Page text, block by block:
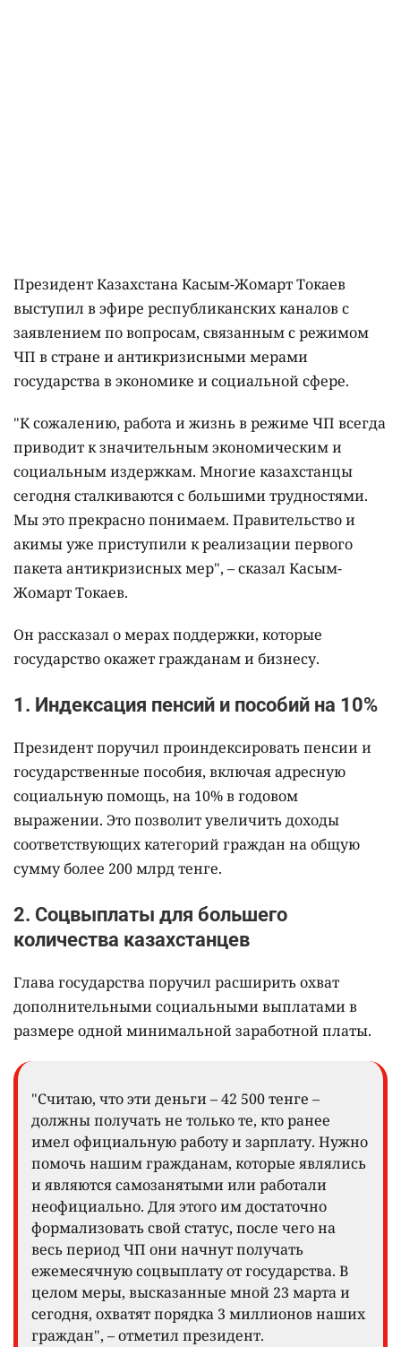
Президент Казахстана Касым-Жомарт Токаев
выступил в эфире республиканских каналов с
заявлением по вопросам, связанным с режимом
ЧП в стране и антикризисными мерами
государства в экономике и социальной сфере.
"К сожалению, работа и жизнь в режиме ЧП всегда
приводит к значительным экономическим и
социальным издержкам. Многие казахстанцы
сегодня сталкиваются с большими трудностями.
Мы это прекрасно понимаем. Правительство и
акимы уже приступили к реализации первого
пакета антикризисных мер", – сказал Касым-
Жомарт Токаев.
Он рассказал о мерах поддержки, которые
государство окажет гражданам и бизнесу.
1. Индексация пенсий и пособий на 10%
Президент поручил проиндексировать пенсии и
государственные пособия, включая адресную
социальную помощь, на 10% в годовом
выражении. Это позволит увеличить доходы
соответствующих категорий граждан на общую
сумму более 200 млрд тенге.
2. Соцвыплаты для большего
количества казахстанцев
Глава государства поручил расширить охват
дополнительными социальными выплатами в
размере одной минимальной заработной платы.
"Считаю, что эти деньги – 42 500 тенге –
должны получать не только те, кто ранее
имел официальную работу и зарплату. Нужно
помочь нашим гражданам, которые являлись
и являются самозанятыми или работали
неофициально. Для этого им достаточно
формализовать свой статус, после чего на
весь период ЧП они начнут получать
ежемесячную соцвыплату от государства. В
целом меры, высказанные мной 23 марта и
сегодня, охватят порядка 3 миллионов наших
граждан", – отметил президент.